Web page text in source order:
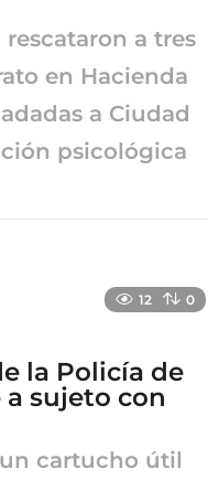
rescataron a tres
en Hacienda
a Ciudad
psicológica
12 0
la Policía de
sujeto con
cartucho útil